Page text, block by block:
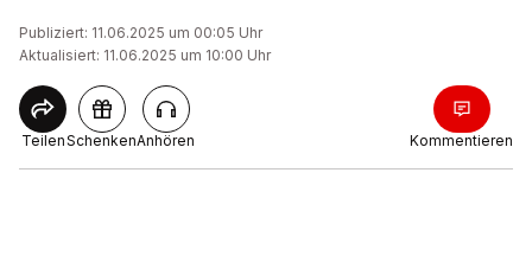
Publiziert: 11.06.2025 um 00:05 Uhr
Aktualisiert: 11.06.2025 um 10:00 Uhr
TeilenSchenkenAnhören Kommentieren